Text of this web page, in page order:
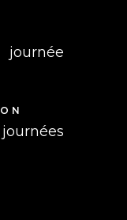
journée
journées